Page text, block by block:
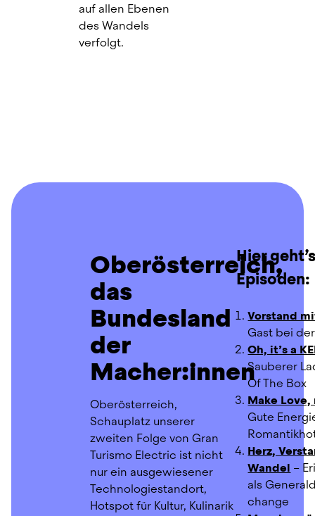
auf allen Ebenen
des Wandels
verfolgt.
Oberösterreich,
das
Bundesland
der
Macher:innen
Oberösterreich,
Schauplatz unserer
zweiten Folge von Gran
Turismo Electric ist nicht
nur ein ausgewiesener
Technologiestandort,
Hotspot für Kultur, Kulinarik
Hier
Episoden:
Vorstand
Gast bei
Oh, it’s a
Sauberer
Of The Box
Make
Gute
Herz,
Wandel –
als
change